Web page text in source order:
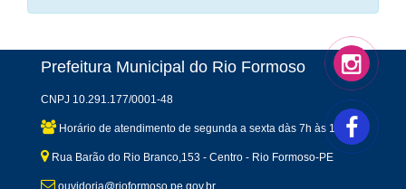
Prefeitura Municipal do Rio Formoso
CNPJ 10.291.177/0001-48
Horário de atendimento de segunda a sexta dàs 7h às 13h
Rua Barão do Rio Branco,153 - Centro - Rio Formoso-PE
ouvidoria@rioformoso.pe.gov.br